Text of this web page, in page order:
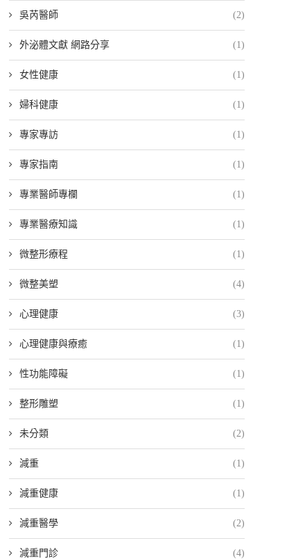
吳芮醫師 (2)
外泌體文獻 網路分享 (1)
女性健康 (1)
婦科健康 (1)
專家專訪 (1)
專家指南 (1)
專業醫師專欄 (1)
專業醫療知識 (1)
微整形療程 (1)
微整美塑 (4)
心理健康 (3)
心理健康與療癒 (1)
性功能障礙 (1)
整形雕塑 (1)
未分類 (2)
減重 (1)
減重健康 (1)
減重醫學 (2)
減重門診 (4)